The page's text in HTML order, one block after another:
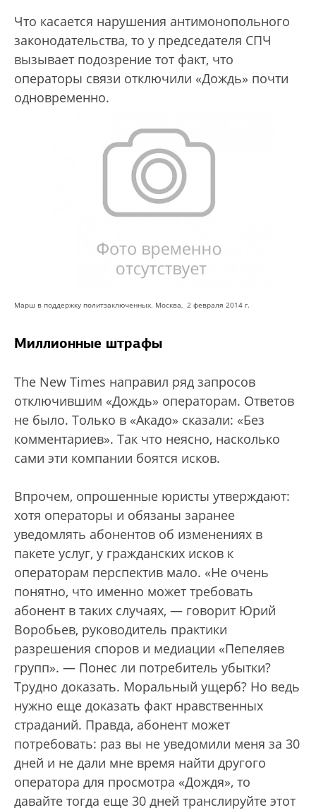
Что касается нарушения антимонопольного
законодательства, то у председателя СПЧ
вызывает подозрение тот факт, что
операторы связи отключили «Дождь» почти
одновременно.
Марш в поддержку политзаключенных. Москва, 2 февраля 2014 г.
Миллионные штрафы
The New Times направил ряд запросов
отключившим «Дождь» операторам. Ответов
не было. Только в «Акадо» сказали: «Без
комментариев». Так что неясно, насколько
сами эти компании боятся исков.
Впрочем, опрошенные юристы утверждают:
хотя операторы и обязаны заранее
уведомлять абонентов об изменениях в
пакете услуг, у гражданских исков к
операторам перспектив мало. «Не очень
понятно, что именно может требовать
абонент в таких случаях, — говорит Юрий
Воробьев, руководитель практики
разрешения споров и медиации «Пепеляев
групп». — Понес ли потребитель убытки?
Трудно доказать. Моральный ущерб? Но ведь
нужно еще доказать факт нравственных
страданий. Правда, абонент может
потребовать: раз вы не уведомили меня за 30
дней и не дали мне время найти другого
оператора для просмотра «Дождя», то
давайте тогда еще 30 дней транслируйте этот